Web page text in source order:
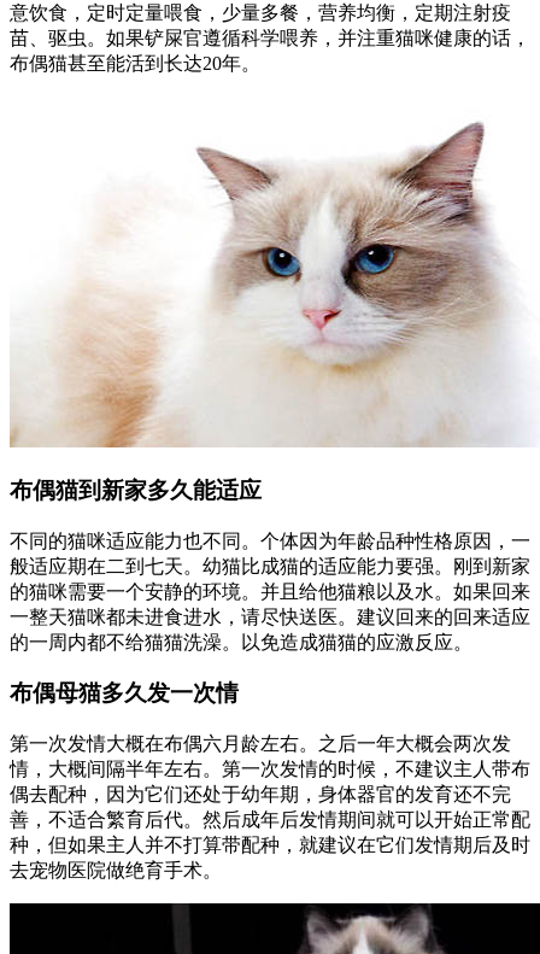
意饮食，定时定量喂食，少量多餐，营养均衡，定期注射疫
苗、驱虫。如果铲屎官遵循科学喂养，并注重猫咪健康的话，
布偶猫甚至能活到长达20年。
布偶猫到新家多久能适应
不同的猫咪适应能力也不同。个体因为年龄品种性格原因，一
般适应期在二到七天。幼猫比成猫的适应能力要强。刚到新家
的猫咪需要一个安静的环境。并且给他猫粮以及水。如果回来
一整天猫咪都未进食进水，请尽快送医。建议回来的回来适应
的一周内都不给猫猫洗澡。以免造成猫猫的应激反应。
布偶母猫多久发一次情
第一次发情大概在布偶六月龄左右。之后一年大概会两次发
情，大概间隔半年左右。第一次发情的时候，不建议主人带布
偶去配种，因为它们还处于幼年期，身体器官的发育还不完
善，不适合繁育后代。然后成年后发情期间就可以开始正常配
种，但如果主人并不打算带配种，就建议在它们发情期后及时
去宠物医院做绝育手术。